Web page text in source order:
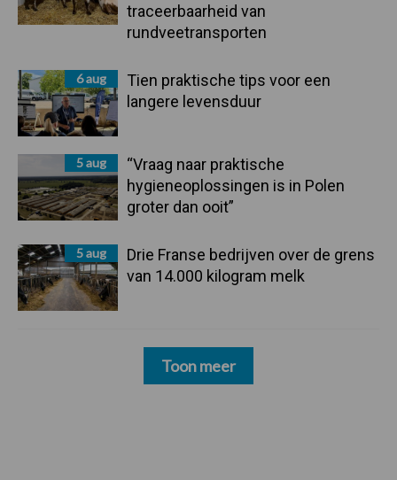
traceerbaarheid van
rundveetransporten
6 aug
Tien praktische tips voor een
langere levensduur
5 aug
“Vraag naar praktische
hygieneoplossingen is in Polen
groter dan ooit”
5 aug
Drie Franse bedrijven over de grens
van 14.000 kilogram melk
Toon meer